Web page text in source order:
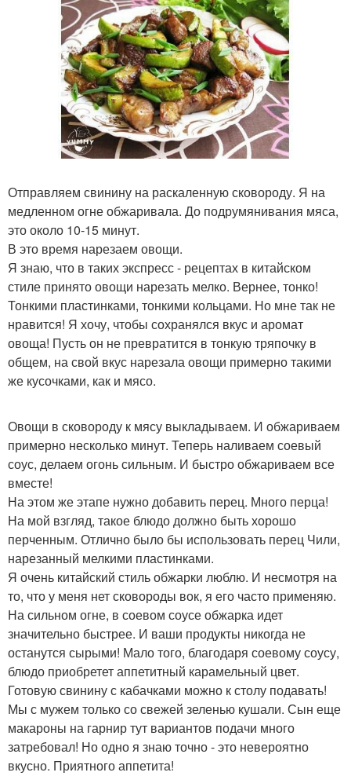
Отправляем свинину на раскаленную сковороду. Я на
медленном огне обжаривала. До подрумянивания мяса,
это около 10-15 минут.
В это время нарезаем овощи.
Я знаю, что в таких экспресс - рецептах в китайском
стиле принято овощи нарезать мелко. Вернее, тонко!
Тонкими пластинками, тонкими кольцами. Но мне так не
нравится! Я хочу, чтобы сохранялся вкус и аромат
овоща! Пусть он не превратится в тонкую тряпочку в
общем, на свой вкус нарезала овощи примерно такими
же кусочками, как и мясо.
Овощи в сковороду к мясу выкладываем. И обжариваем
примерно несколько минут. Теперь наливаем соевый
соус, делаем огонь сильным. И быстро обжариваем все
вместе!
На этом же этапе нужно добавить перец. Много перца!
На мой взгляд, такое блюдо должно быть хорошо
перченным. Отлично было бы использовать перец Чили,
нарезанный мелкими пластинками.
Я очень китайский стиль обжарки люблю. И несмотря на
то, что у меня нет сковороды вок, я его часто применяю.
На сильном огне, в соевом соусе обжарка идет
значительно быстрее. И ваши продукты никогда не
останутся сырыми! Мало того, благодаря соевому соусу,
блюдо приобретет аппетитный карамельный цвет.
Готовую свинину с кабачками можно к столу подавать!
Мы с мужем только со свежей зеленью кушали. Сын еще
макароны на гарнир тут вариантов подачи много
затребовал! Но одно я знаю точно - это невероятно
вкусно. Приятного аппетита!